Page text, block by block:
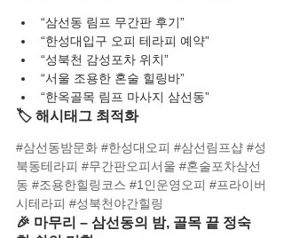
“삼선동 림프 무간판 후기”
“한성대입구 오피 테라피 예약”
“성북천 감성포차 위치”
“서울 조용한 혼술 힐링바”
“한옥골목 림프 마사지 삼선동”
🏷️ 해시태그 최적화
#삼선동밤문화 #한성대오피 #삼선림프샵 #성
북동테라피 #무간판오피서울 #혼술포차삼선
동 #조용한힐링코스 #1인운영오피 #프라이버
시테라피 #성북천야간힐링
🎉 마무리 – 삼선동의 밤, 골목 끝 정숙